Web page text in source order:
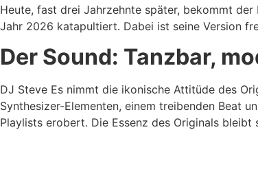
Heute, fast drei Jahrzehnte später, bekommt
Jahr 2026 katapultiert. Dabei ist seine Version
Der Sound: Tanzbar,
DJ Steve Es nimmt die ikonische Attitüde des
Synthesizer-Elementen, einem treibenden Beat
Playlists erobert. Die Essenz des Originals